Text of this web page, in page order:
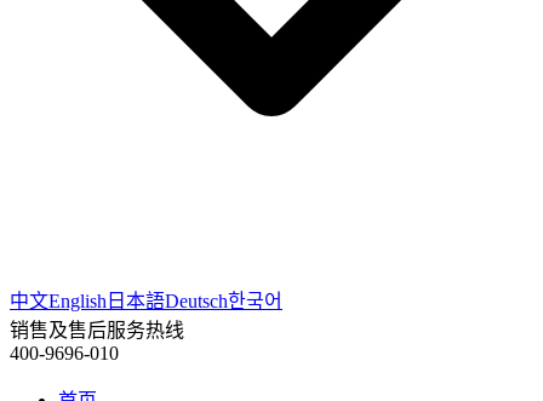
中文English 日本語Deutsch한국어
销售及售后服务热线
400-9696-010